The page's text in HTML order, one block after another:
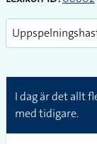
I dag är det allt
med tidigare.